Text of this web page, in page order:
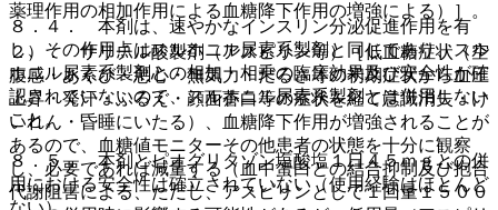
薬理作用の相加作用による血糖降下作用の増強による）］。
２）． サリチル酸製剤（アスピリン等）［低血糖症状（空
腹感・あくび・悪心・無気力・だるさ等の初期症状から血圧
上昇・発汗・ふるえ・顔面蒼白等の症状を経て意識消失・け
いれん・昏睡にいたる）、血糖降下作用が増強されることが
あるので、血糖値モニターその他患者の状態を十分に観察
し、必要であれば減量する（血中蛋白との結合抑制及び抱合
代謝阻害による、ただし、アスピリンとして１回量１５００
８．４． 本剤は、速やかなインスリン分泌促進作用を有
し、その作用点はスルホニル尿素系製剤と同じであり、スル
ホニル尿素系製剤との相加・相乗の臨床効果及び安全性が確
認されていないので、スルホニル尿素系製剤とは併用しない
こと。
８．５． 本剤とピオグリタゾン塩酸塩１日４５ｍｇとの併
用における安全性は確立されていない（使用経験はほとんど